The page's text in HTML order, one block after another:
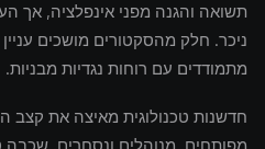
תשואה והגנה מפני אינפלציה, אך
ניכר. חלק מהסקטורים מושכים עניין
מתמודדים עם רוחות נגדיות מבניות.
חדשנות טכנולוגית מאיצה את קצב